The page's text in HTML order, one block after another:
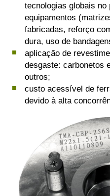
tecnologias globais
equipamentos
fabricadas, reforço
dura, uso de
aplicação de
desgaste: carbonetos
outros;
custo acessível de
devido à alta